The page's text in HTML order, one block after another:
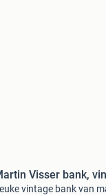
Visser bank,
vintage bank van